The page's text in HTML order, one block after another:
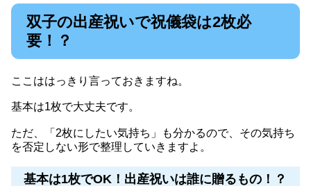
双子の出産祝いで祝儀袋は2枚必
要！？
ここははっきり言っておきますね。
基本は1枚で大丈夫です。
ただ、「2枚にしたい気持ち」も分かるので、その気持ち
を否定しない形で整理していきますよ。
基本は1枚でOK！出産祝いは誰に贈るもの！？